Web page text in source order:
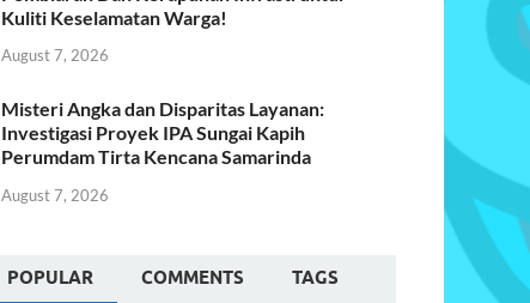
Kuliti Keselamatan Warga!
August 7, 2026
Misteri Angka dan Disparitas Layanan:
Investigasi Proyek IPA Sungai Kapih
Perumdam Tirta Kencana Samarinda
August 7, 2026
POPULAR COMMENTS TAGS